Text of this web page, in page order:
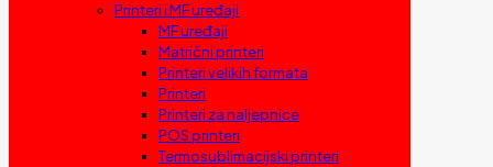
Printeri i MF uređaji
MF uređaji
Matrični printeri
Printeri velikih formata
Printeri
Printeri za naljepnice
POS printeri
Termosublimacijski printeri